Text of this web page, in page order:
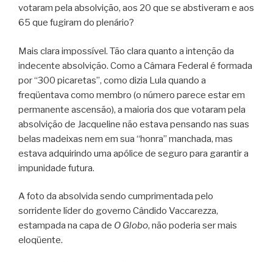
votaram pela absolvição, aos 20 que se abstiveram e aos
65 que fugiram do plenário?
Mais clara impossível. Tão clara quanto a intenção da
indecente absolvição. Como a Câmara Federal é formada
por “300 picaretas”, como dizia Lula quando a
freqüentava como membro (o número parece estar em
permanente ascensão), a maioria dos que votaram pela
absolvição de Jacqueline não estava pensando nas suas
belas madeixas nem em sua “honra” manchada, mas
estava adquirindo uma apólice de seguro para garantir a
impunidade futura.
A foto da absolvida sendo cumprimentada pelo
sorridente líder do governo Cândido Vaccarezza,
estampada na capa de O Globo, não poderia ser mais
eloqüente.